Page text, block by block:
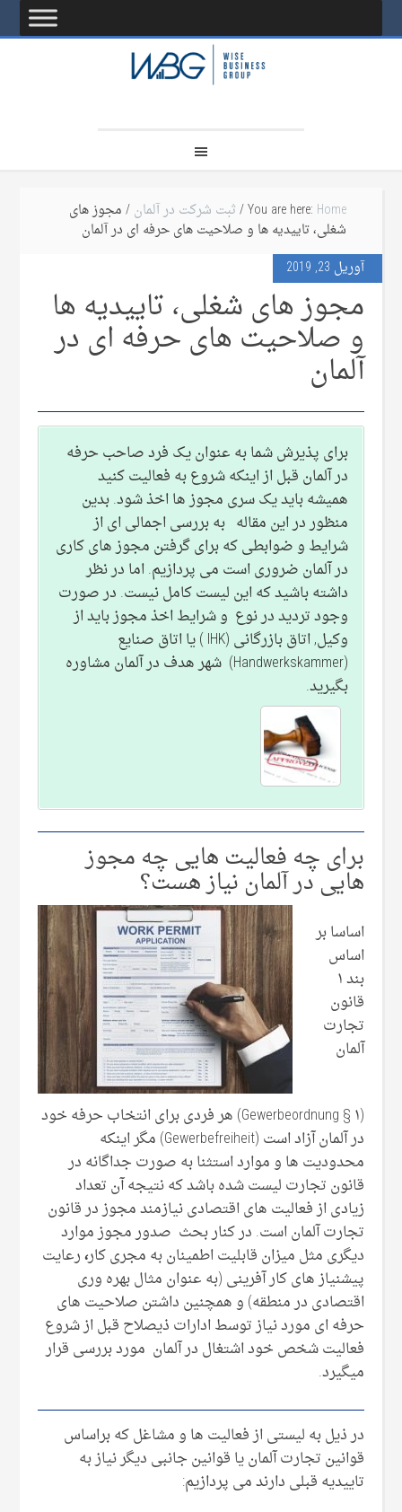
You are here: Home
/ثبت شرکت در آلمان/ مجوز های
شغلی، تاییدیه ها و صلاحیت های حرفه ای در آلمان
آوریل 23, 2019
مجوز های شغلی، تاییدیه ها
و صلاحیت های حرفه ای در
آلمان
برای پذیرش شما به عنوان یک فرد صاحب حرفه
در آلمان قبل از اینکه شروع به فعالیت کنید
همیشه باید یک سری مجوز ها اخذ شود. بدین
منظور در این مقاله به بررسی اجمالی ای از
شرایط و ضوابطی که برای گرفتن مجوز های کاری
در آلمان ضروری است می پردازیم. اما در نظر
داشته باشید که این لیست کامل نیست. در صورت
وجود تردید در نوع و شرایط اخذ مجوز باید از
وکیل, اتاق بازرگانی (IHK ) یا اتاق صنایع
(Handwerkskammer) شهر هدف در آلمان مشاوره
بگیرید.
برای چه فعالیت هایی چه مجوز
هایی در آلمان نیاز هست؟
اساسا بر
اساس
بند ۱
قانون
تجارت
آلمان
(Gewerbeordnung § ۱) هر فردی برای انتخاب حرفه خود
در آلمان آزاد است (Gewerbefreiheit) مگر اینکه
محدودیت ها و موارد استثنا به صورت جداگانه در
قانون تجارت لیست شده باشد که نتیجه آن تعداد
زیادی از فعالیت های اقتصادی نیازمند مجوز در قانون
تجارت آلمان است. در کنار بحث صدور مجوز موارد
دیگری مثل میزان قابلیت اطمینان به مجری کار،رعایت
پیشنیاز های کار آفرینی (به عنوان مثال بهره وری
اقتصادی در منطقه) و همچنین داشتن صلاحیت های
حرفه ای مورد نیاز توسط ادارات ذیصلاح قبل از شروع
فعالیت شخص خود اشتغال در آلمان مورد بررسی قرار
میگیرد.
در ذیل به لیستی از فعالیت ها و مشاغل که براساس
قوانین تجارت آلمان یا قوانین جانبی دیگر نیاز به
تاییدیه قبلی دارند می پردازیم: